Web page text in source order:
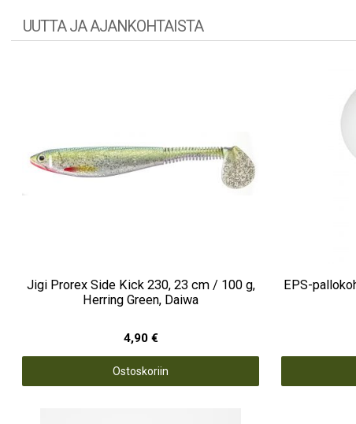
UUTTA JA AJANKOHTAISTA
Jigi Prorex Side Kick 230, 23 cm / 100 g,
Herring Green, Daiwa
4,90 €
Ostoskoriin
EPS-